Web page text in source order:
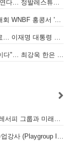
[홍콩한인] 세계 무대 누비는 ‘K-발레’ 비결 홍콩서 연다… 정발레스튜디오 개원
[홍콩한인] 이흥수 약사, 세계적 내추럴 보디빌딩 대회 WNBF 홍콩서 '마스터 부문 1위' 기염
[홍콩한인] 민주평통 ‘2026 유라시아 전체회의’ 성료… 이재명 대통령 참석으로 의미 더해
[인터뷰] "불확실한 미래, 성실함과 인간관계가 답이다"… 최강욱 한은 부소장이 청소년들에게 전하는 응원
[채용공고] 서울레서피 Seoul Recipe Group - 서울레서피 그룹과 미래를 함께할 유능한 인재를 모십니다
[채용공고] 대교 홍콩법인 트니트니 사업부 모집 수업강사 (Playgroup Instructor)